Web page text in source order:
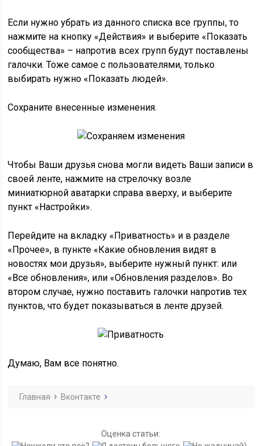
Если нужно убрать из данного списка все группы, то
нажмите на кнопку «Действия» и выберите «Показать
сообщества» – напротив всех групп будут поставлены
галочки. Тоже самое с пользователями, только
выбирать нужно «Показать людей».
Сохраните внесенные изменения.
Чтобы Ваши друзья снова могли видеть Ваши записи в
своей ленте, нажмите на стрелочку возле
миниатюрной аватарки справа вверху, и выберите
пункт «Настройки».
Перейдите на вкладку «Приватность» и в разделе
«Прочее», в пункте «Какие обновления видят в
новостях мои друзья», выберите нужный пункт: или
«Все обновления», или «Обновления разделов». Во
втором случае, нужно поставить галочки напротив тех
пунктов, что будет показываться в ленте друзей.
Думаю, Вам все понятно.
Главная Вконтакте
Оценка статьи: